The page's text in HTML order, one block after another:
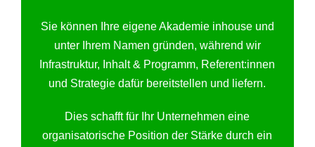
Sie können Ihre eigene Akademie inhouse und
unter Ihrem Namen gründen, während wir
Infrastruktur, Inhalt & Programm, Referent:innen
und Strategie dafür bereitstellen und liefern.
Dies schafft für Ihr Unternehmen eine
organisatorische Position der Stärke durch ein